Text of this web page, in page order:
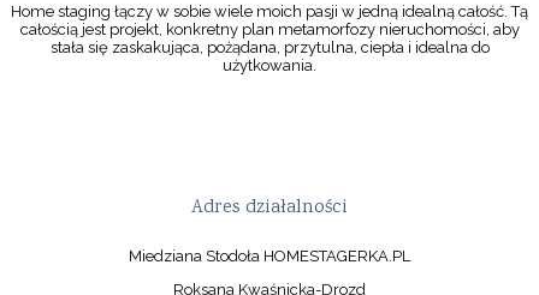
Home staging łączy w sobie wiele moich pasji w jedną idealną całość. Tą
całością jest projekt, konkretny plan metamorfozy nieruchomości, aby
stała się zaskakująca, pożądana, przytulna, ciepła i idealna do
użytkowania.
Adres działalności
Miedziana Stodoła HOMESTAGERKA.PL
Roksana Kwaśnicka-Drozd